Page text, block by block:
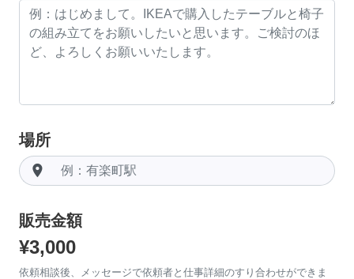
場所
room
販売金額
¥3,000
依頼相談後、メッセージで依頼者と仕事詳細のすり合わせができま